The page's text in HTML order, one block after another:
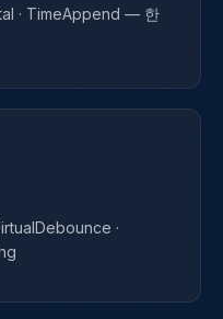
· TimeAppend — 한
·